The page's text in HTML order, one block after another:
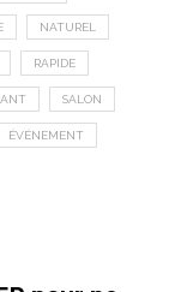
NATUREL
RAPIDE
SALON
ÉVÉNEMENT